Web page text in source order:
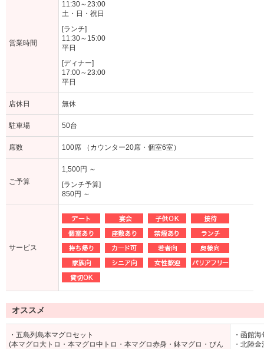
営業時間
11:30～23:00
土・日・祝日
[ランチ]
11:30～15:00
平日
[ディナー]
17:00～23:00
平日
店休日 無休
駐車場 50台
席数 100席 （カウンター20席・個室6室）
ご予算
1,500円 ～
[ランチ予算]
850円 ～
サービス
オススメ
・五島列島本マグロセット
(本マグロ大トロ・本マグロ中トロ・本マグロ赤身・鉢マグロ・びん
・函館
・北陸